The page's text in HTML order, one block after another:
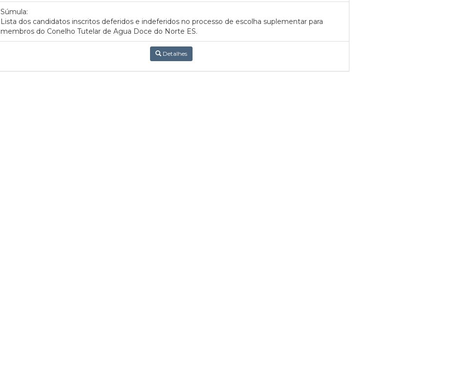
Súmula:
Lista dos candidatos inscritos deferidos e indeferidos no processo de escolha suplementar para
membros do Conelho Tutelar de Agua Doce do Norte ES.
Detalhes